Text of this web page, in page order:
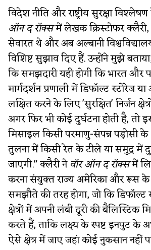
विदेश नीति और राष्ट्रीय सुरक्षा
ऑन द रॉक्समें लेखक क्रिस्टोफर
सेवारत थे और अब अल्बानी
विशिष्ट सुझाव दिए हैं. उन्होंने मुझे
कि समझदारी यही होगी कि भारत और
मार्गदर्शन प्रणाली में डिफॉल्ट स्टोरेज
लक्षित करने के लिए 'सुरक्षित' निर्जन
अगर फिर भी कोई दुर्घटना होती है,
मिसाइल किसी परमाणु-संपन्न पड़ोसी के
तुलना में किसी रेत के टीले या समुद्र में
जाएगी." क्लैरी नेवॉर ऑन द रॉक्समें
करना संयुक्त राज्य अमेरिका और रूस
समझौते की तरह होगा, जो कि
क्षेत्रों में अपनी लंबी दूरी की बैलिस्टिक
करते हैं, ताकि लक्ष्य के स्पष्ट इनपुट के
ऐसे क्षेत्र में जाए जहां कोई नुकसान नहीं